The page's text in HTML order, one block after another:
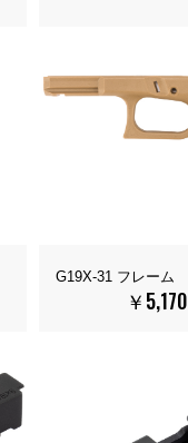
G19X-31 フレーム
￥5,170